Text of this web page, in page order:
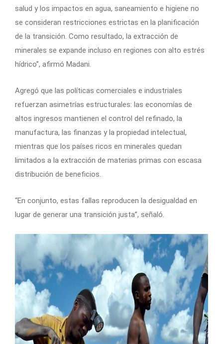
salud y los impactos en agua, saneamiento e higiene no
se consideran restricciones estrictas en la planificación
de la transición. Como resultado, la extracción de
minerales se expande incluso en regiones con alto estrés
hídrico”, afirmó Madani.
Agregó que las políticas comerciales e industriales
refuerzan asimetrías estructurales: las economías de
altos ingresos mantienen el control del refinado, la
manufactura, las finanzas y la propiedad intelectual,
mientras que los países ricos en minerales quedan
limitados a la extracción de materias primas con escasa
distribución de beneficios.
“En conjunto, estas fallas reproducen la desigualdad en
lugar de generar una transición justa”, señaló.